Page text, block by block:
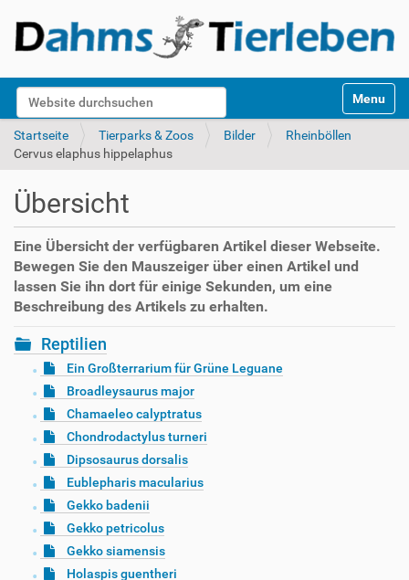
Website durchsuchen
k
Toggle
Startseite Tierparks & Zoos Bilder
Rheinböllen
Cervus elaphus hippelaphus
Übersicht
Eine Übersicht der verfügbaren Artikel dieser Webseite.
Bewegen Sie den Mauszeiger über einen Artikel und
lassen Sie ihn dort für einige Sekunden, um eine
Beschreibung des Artikels zu erhalten.
Reptilien
Ein Großterrarium für Grüne Leguane
Broadleysaurus major
Chamaeleo calyptratus
Chondrodactylus turneri
Dipsosaurus dorsalis
Eublepharis macularius
Gekko badenii
Gekko petricolus
Gekko siamensis
Holaspis guentheri